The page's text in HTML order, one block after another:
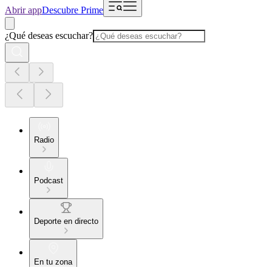
Abrir appDescubre Prime
¿Qué deseas escuchar?
Radio
Podcast
Deporte en directo
En tu zona